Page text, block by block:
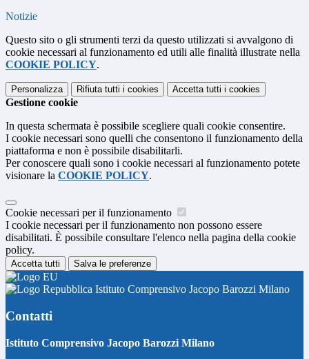
Notizie
Questo sito o gli strumenti terzi da questo utilizzati si avvalgono di
cookie necessari al funzionamento ed utili alle finalità illustrate nella
COOKIE POLICY.
Personalizza Rifiuta tutti i cookies Accetta tutti i cookies
Gestione cookie
In questa schermata è possibile scegliere quali cookie consentire.
I cookie necessari sono quelli che consentono il funzionamento della
piattaforma e non è possibile disabilitarli.
Per conoscere quali sono i cookie necessari al funzionamento potete
visionare la COOKIE POLICY.
Cookie necessari per il funzionamento
I cookie necessari per il funzionamento non possono essere
disabilitati. È possibile consultare l'elenco nella pagina della cookie
policy.
Accetta tutti Salva le preferenze
Istituto Comprensivo Jacopo Barozzi Milano
Contatti
Istituto Comprensivo Jacopo Barozzi Milano